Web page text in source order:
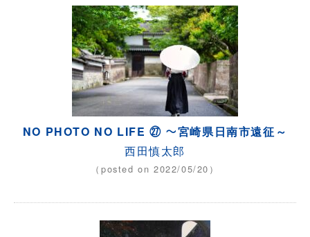
NO PHOTO NO LIFE ㉗ ～宮崎県日南市遠征～
西田慎太郎
（posted on 2022/05/20）